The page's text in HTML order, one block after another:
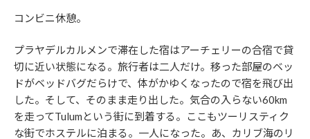
コンビニ休憩。
プラヤデルカルメンで滞在した宿はアーチェリーの合宿で貸
切に近い状態になる。旅行者は二人だけ。移った部屋のベッ
ドがベッドバグだらけで、体がかゆくなったので宿を飛び出
した。そして、そのまま走り出した。気合の入らない60km
を走ってTulumという街に到着する。ここもツーリスティク
な街でホステルに泊まる。一人になった。あ、カリブ海のリ